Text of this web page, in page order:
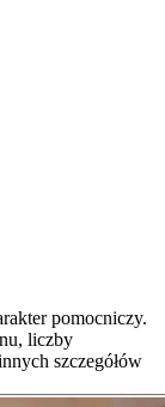
pomocniczy.
liczby
szczegółów